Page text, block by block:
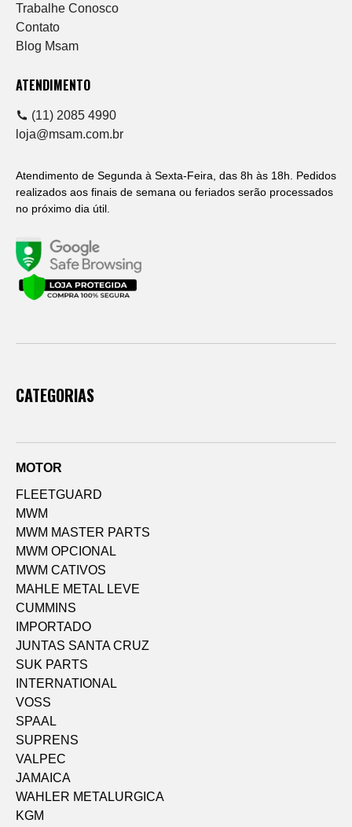
Trabalhe Conosco
Contato
Blog Msam
ATENDIMENTO
(11) 2085 4990
loja@msam.com.br
Atendimento de Segunda à Sexta-Feira, das 8h às 18h. Pedidos
realizados aos finais de semana ou feriados serão processados
no próximo dia útil.
CATEGORIAS
MOTOR
FLEETGUARD
MWM
MWM MASTER PARTS
MWM OPCIONAL
MWM CATIVOS
MAHLE METAL LEVE
CUMMINS
IMPORTADO
JUNTAS SANTA CRUZ
SUK PARTS
INTERNATIONAL
VOSS
SPAAL
SUPRENS
VALPEC
JAMAICA
WAHLER METALURGICA
KGM